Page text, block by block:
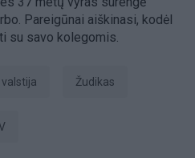
Pareigūnai aiškinasi, kodėl
su savo kolegomis.
valstija Žudikas